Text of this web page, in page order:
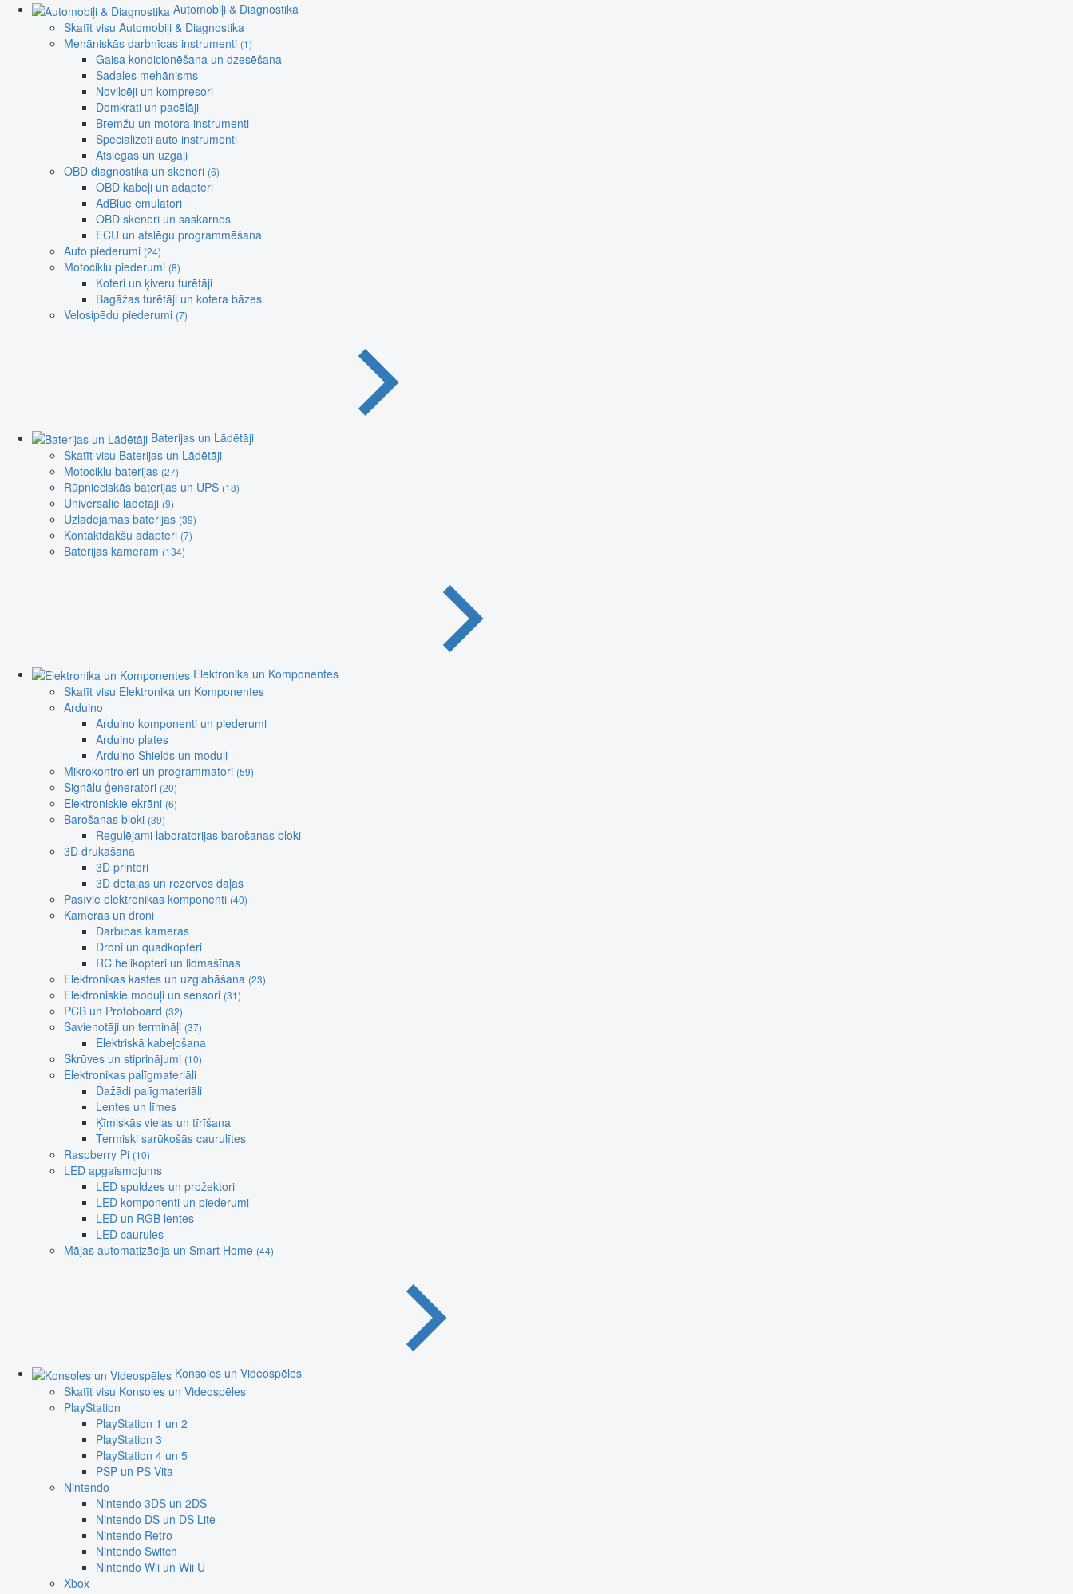
Automobiļi & Diagnostika
Skatīt visu Automobiļi & Diagnostika
Mehāniskās darbnīcas instrumenti (1)
Gaisa kondicionēšana un dzesēšana
Sadales mehānisms
Novilcēji un kompresori
Domkrati un pacēlāji
Bremžu un motora instrumenti
Specializēti auto instrumenti
Atslēgas un uzgaļi
OBD diagnostika un skeneri (6)
OBD kabeļi un adapteri
AdBlue emulatori
OBD skeneri un saskarnes
ECU un atslēgu programmēšana
Auto piederumi (24)
Motociklu piederumi (8)
Koferi un ķiveru turētāji
Bagāžas turētāji un kofera bāzes
Velosipēdu piederumi (7)
Baterijas un Lādētāji
Skatīt visu Baterijas un Lādētāji
Motociklu baterijas (27)
Rūpnieciskās baterijas un UPS (18)
Universālie lādētāji (9)
Uzlādējamas baterijas (39)
Kontaktdakšu adapteri (7)
Baterijas kamerām (134)
Elektronika un Komponentes
Skatīt visu Elektronika un Komponentes
Arduino
Arduino komponenti un piederumi
Arduino plates
Arduino Shields un moduļi
Mikrokontroleri un programmatori (59)
Signālu ģeneratori (20)
Elektroniskie ekrāni (6)
Barošanas bloki (39)
Regulējami laboratorijas barošanas bloki
3D drukāšana
3D printeri
3D detaļas un rezerves daļas
Pasīvie elektronikas komponenti (40)
Kameras un droni
Darbības kameras
Droni un quadkopteri
RC helikopteri un lidmašīnas
Elektronikas kastes un uzglabāšana (23)
Elektroniskie moduļi un sensori (31)
PCB un Protoboard (32)
Savienotāji un termināļi (37)
Elektriskā kabeļošana
Skrūves un stiprinājumi (10)
Elektronikas palīgmateriāli
Dažādi palīgmateriāli
Lentes un līmes
Ķīmiskās vielas un tīrīšana
Termiski sarūkošās caurulītes
Raspberry Pi (10)
LED apgaismojums
LED spuldzes un prožektori
LED komponenti un piederumi
LED un RGB lentes
LED caurules
Mājas automatizācija un Smart Home (44)
Konsoles un Videospēles
Skatīt visu Konsoles un Videospēles
PlayStation
PlayStation 1 un 2
PlayStation 3
PlayStation 4 un 5
PSP un PS Vita
Nintendo
Nintendo 3DS un 2DS
Nintendo DS un DS Lite
Nintendo Retro
Nintendo Switch
Nintendo Wii un Wii U
Xbox